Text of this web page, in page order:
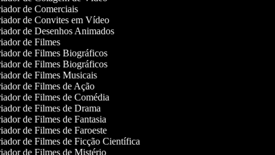
de Comerciais
de Convites em Vídeo
de Desenhos Animados
de Filmes
de Filmes Biográficos
de Filmes Biográficos
de Filmes Musicais
de Filmes de Ação
de Filmes de Comédia
de Filmes de Drama
de Filmes de Fantasia
de Filmes de Faroeste
de Filmes de Ficção Científica
de Filmes de Mistério